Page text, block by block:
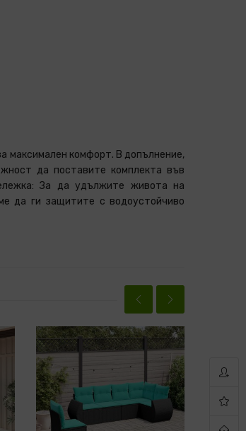
максимален комфорт. В допълнение,
да поставите комплекта във
За да удължите живота на
да ги защитите с водоустойчиво